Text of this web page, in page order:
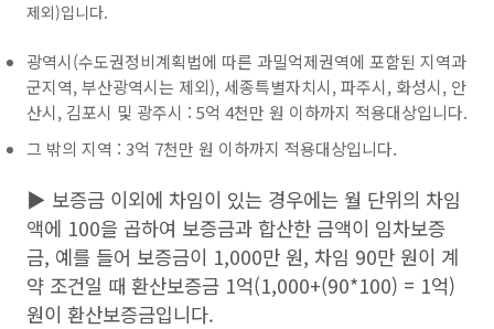
제외)입니다.
광역시(수도권정비계획법에 따른 과밀억제권역에 포함된 지역과
군지역, 부산광역시는 제외), 세종특별자치시, 파주시, 화성시, 안
산시, 김포시 및 광주시 : 5억 4천만 원 이하까지 적용대상입니다.
그 밖의 지역 : 3억 7천만 원 이하까지 적용대상입니다.
▶ 보증금 이외에 차임이 있는 경우에는 월 단위의 차임
액에 100을 곱하여 보증금과 합산한 금액이 임차보증
금, 예를 들어 보증금이 1,000만 원, 차임 90만 원이 계
약 조건일 때 환산보증금 1억(1,000+(90*100) = 1억)
원이 환산보증금입니다.